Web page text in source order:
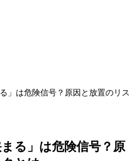
」は危険信号？原因と放置のリス
まる」は危険信号？原